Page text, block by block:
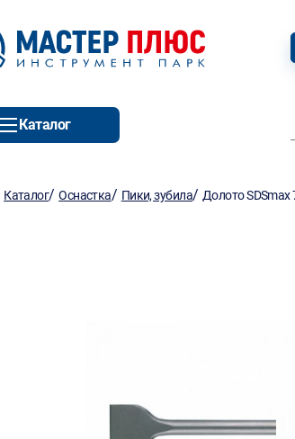
Каталог
Каталог/Оснастка/ Пики, зубила/ Долото SDSmах